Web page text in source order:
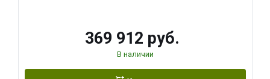
369 912 руб.
В наличии